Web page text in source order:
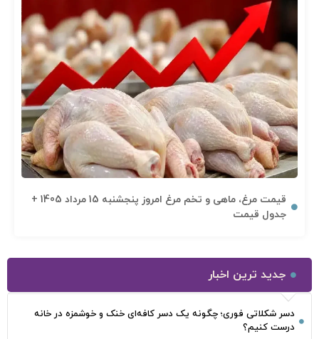
قیمت مرغ، ماهی و تخم مرغ امروز پنجشنبه 15 مرداد 1405 +
جدول قیمت
جدید ترین اخبار
دسر شکلاتی فوری؛ چگونه یک دسر کافه‌ای خنک و خوشمزه در خانه
درست کنیم؟